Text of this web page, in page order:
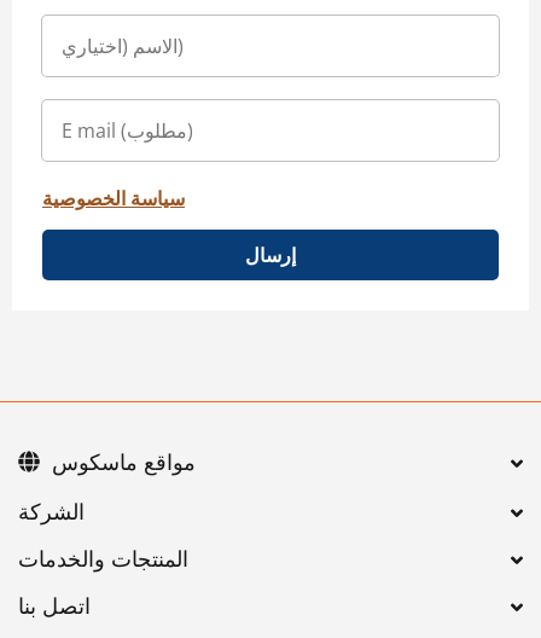
سياسة الخصوصية
إرسال
اتصل بنا
مواقع ماسكوس